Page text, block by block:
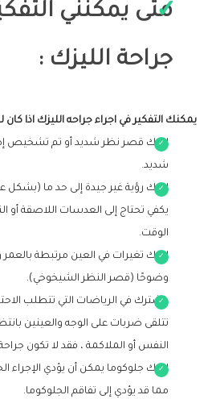
متى يمكنني
جراحة الليزك :
يمكنك التفكير في اجراء جراحه الليزك اذا كان
لديك قصر نظر شديد أو تم تشخيص
شديد.
لديك رؤية غير جيدة إلى حد ما (بشكل
يكفي تحتاج إلى العدسات اللاصقة أو
الوقت.
لديك تغيرات في العين مرتبطة
وضوحًا (قصر النظر الشيخوخي).
تشترك في الرياضات التي تتطلب
تتلقى ضربات على الوجه والعينين
النفس أو الملاكمة ، فقد لا تكون جراحة
لديك جلوكوما يمكن أن يؤدي الإجراء
مما قد يؤدي إلى تفاقم الجلوكوما.